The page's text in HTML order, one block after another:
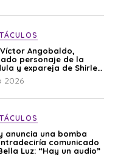
Angobaldo,
personaje de la
y expareja de Shirley
2026
anuncia una bomba
comunicado
Luz: “Hay un audio”